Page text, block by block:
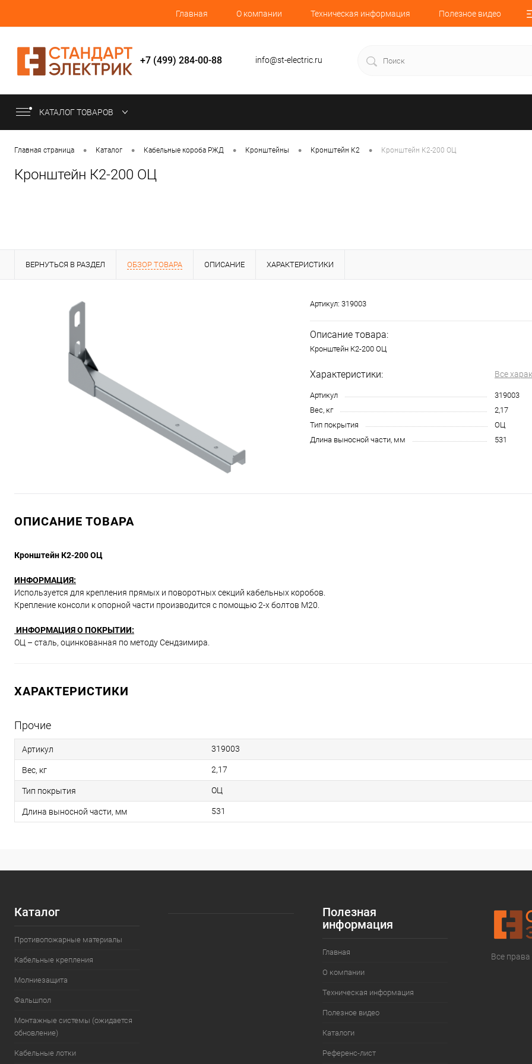
Главная О компании Техническая информация Полезное видео
+7 (499) 284-00-88 info@st-electric.ru
КАТАЛОГ ТОВАРОВ
Главная страница • Каталог • Кабельные короба РЖД • Кронштейны • Кронштейн К2 • Кронштейн К2-200 ОЦ
Кронштейн К2-200 ОЦ
ВЕРНУТЬСЯ В РАЗДЕЛ ОБЗОР ТОВАРА ОПИСАНИЕ ХАРАКТЕРИСТИКИ
Артикул: 319003
Описание товара:
Кронштейн К2-200 ОЦ
Характеристики: Все
Артикул
319003
Вес, кг
2,17
Тип покрытия
ОЦ
Длина выносной части, мм
531
ОПИСАНИЕ ТОВАРА
Кронштейн К2-200 ОЦ
ИНФОРМАЦИЯ:
Используется для крепления прямых и поворотных секций кабельных коробов.
Крепление консоли к опорной части производится с помощью 2-х болтов М20.
ИНФОРМАЦИЯ О ПОКРЫТИИ:
ОЦ – сталь, оцинкованная по методу Сендзимира.
ХАРАКТЕРИСТИКИ
Прочие
Артикул 319003
Вес, кг 2,17
Тип покрытия ОЦ
Длина выносной части, мм 531
Каталог
Противопожарные материалы
Кабельные крепления
Молниезащита
Фальшпол
Монтажные системы (ожидается
обновление)
Кабельные лотки
Полезная
информация
Главная
О компании
Техническая информация
Полезное видео
Каталоги
Референс-лист
Все